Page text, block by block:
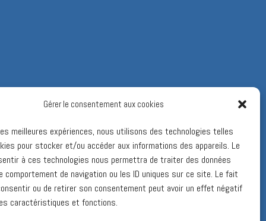
Gérer le consentement aux cookies
meilleures expériences, nous utilisons des technologies telles
pour stocker et/ou accéder aux informations des appareils. Le
à ces technologies nous permettra de traiter des données
comportement de navigation ou les ID uniques sur ce site. Le fait
ou de retirer son consentement peut avoir un effet négatif
caractéristiques et fonctions.